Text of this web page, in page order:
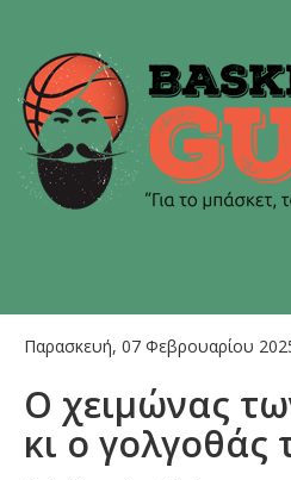
Παρασκευή, 07 Φεβρουαρίου
Ο χειμώνας
κι ο γολγοθάς